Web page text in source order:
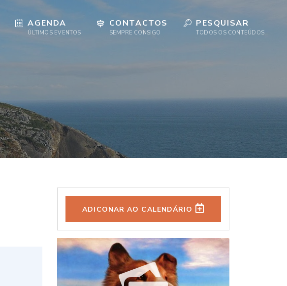
AGENDA
ÚLTIMOS EVENTOS
CONTACTOS
SEMPRE CONSIGO
PESQUISAR
TODOS OS CONTEÚDOS
ADICONAR AO CALENDÁRIO